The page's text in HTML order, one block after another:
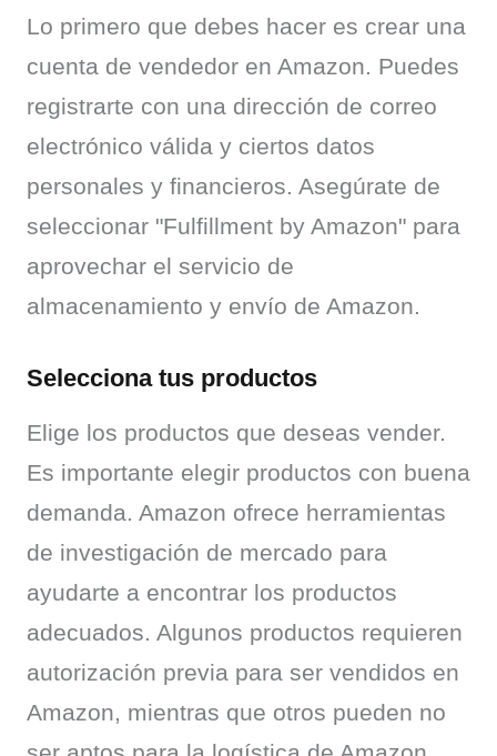
Lo primero que debes hacer es crear una
cuenta de vendedor en Amazon. Puedes
registrarte con una dirección de correo
electrónico válida y ciertos datos
personales y financieros. Asegúrate de
seleccionar "Fulfillment by Amazon" para
aprovechar el servicio de
almacenamiento y envío de Amazon.
Selecciona tus productos
Elige los productos que deseas vender.
Es importante elegir productos con buena
demanda. Amazon ofrece herramientas
de investigación de mercado para
ayudarte a encontrar los productos
adecuados. Algunos productos requieren
autorización previa para ser vendidos en
Amazon, mientras que otros pueden no